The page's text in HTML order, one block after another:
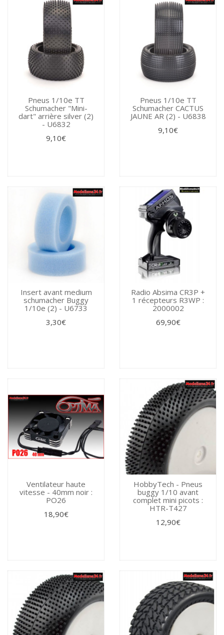
Pneus 1/10e TT
Schumacher "Mini-
dart" arrière silver (2)
- U6832
9,10€
Pneus 1/10e TT
Schumacher CACTUS
JAUNE AR (2) - U6838
9,10€
Insert avant medium
schumacher Buggy
1/10e (2) - U6733
3,30€
Radio Absima CR3P +
1 récepteurs R3WP :
2000002
69,90€
Ventilateur haute
vitesse - 40mm noir :
PO26
18,90€
HobbyTech - Pneus
buggy 1/10 avant
complet mini picots :
HTR-T427
12,90€